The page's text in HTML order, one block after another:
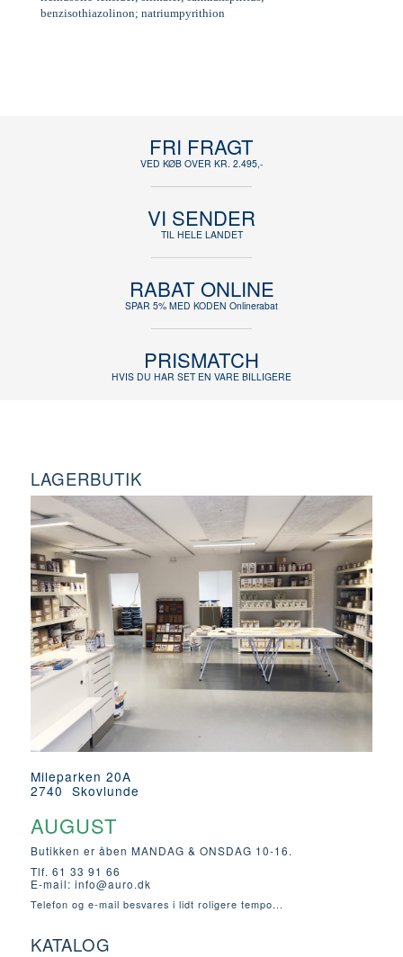
benzisothiazolinon; natriumpyrithion
FRI FRAGT
VED KØB OVER KR. 2.495,-
VI SENDER
TIL HELE LANDET
RABAT ONLINE
SPAR 5% MED KODEN Onlinerabat
PRISMATCH
HVIS DU HAR SET EN VARE BILLIGERE
LAGERBUTIK
Mileparken 20A
2740 Skovlunde
AUGUST
Butikken er åben MANDAG & ONSDAG 10-16.
Tlf. 61 33 91 66
E-mail: info@auro.dk
Telefon og e-mail besvares i lidt roligere tempo...
KATALOG